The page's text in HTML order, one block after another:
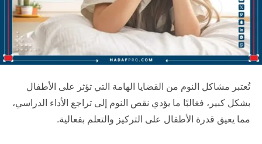
تُعتبر مشاكل النوم من القضايا الهامة التي تؤثر على الأطفال
بشكل كبير، فغالبًا ما يؤدي نقص النوم إلى تراجع الأداء الدراسي،
مما يعيق قدرة الأطفال على التركيز والتعلم بفعالية.